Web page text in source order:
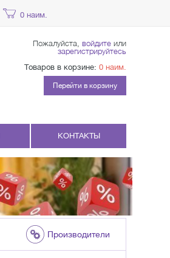
0 наим.
Пожалуйста, войдите или
зарегистрируйтесь
Товаров в корзине: 0 наим.
Перейти в корзину
КОНТАКТЫ
Производители